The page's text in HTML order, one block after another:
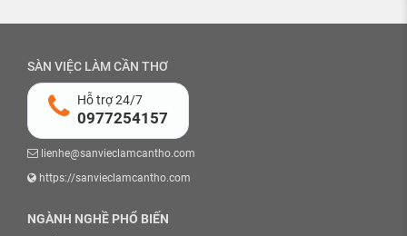
SÀN VIỆC LÀM CẦN THƠ
Hỗ trợ 24/7
0977254157
lienhe@sanvieclamcantho.com
https://sanvieclamcantho.com
NGÀNH NGHỀ PHỔ BIẾN